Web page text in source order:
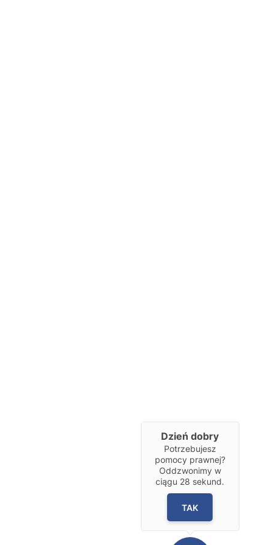
Dzień dobry
Potrzebujesz
pomocy prawnej?
Oddzwonimy w
ciągu 28 sekund.
TAK